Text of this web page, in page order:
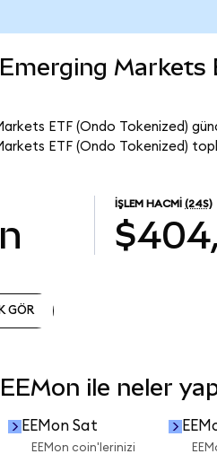
ETF (Ondo Tokenized)
ETF (Ondo Tokenized)
İŞLEM HACMI (24S)
GÖR
ile neler
EEMon Sat
EEMon coin'lerinizi